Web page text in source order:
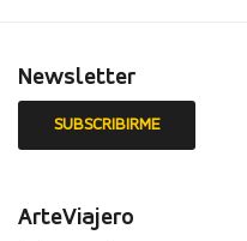
Newsletter
ArteViajero